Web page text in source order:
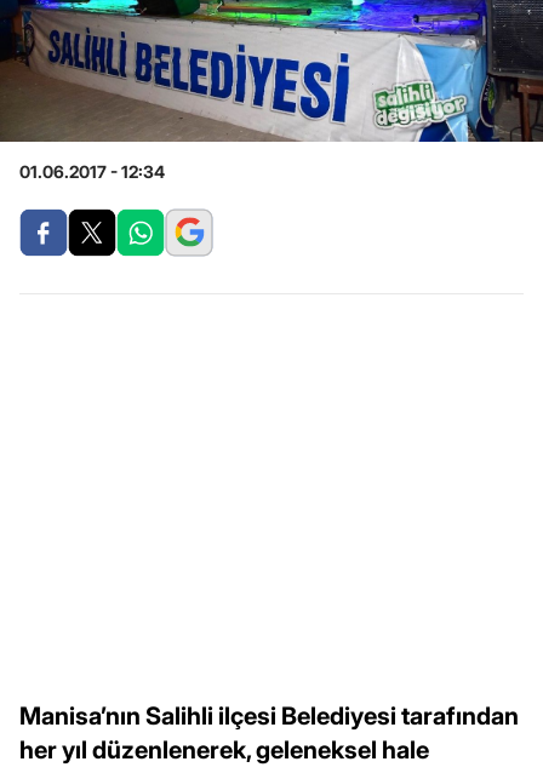
01.06.2017 - 12:34
Manisa’nın Salihli ilçesi Belediyesi tarafından
her yıl düzenlenerek, geleneksel hale